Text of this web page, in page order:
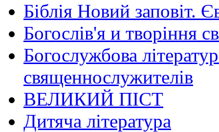
Біблія Новий заповіт.
Богослів'я и творіння
Богослужбова
священнослужителів
ВЕЛИКИЙ ПІСТ
Дитяча література